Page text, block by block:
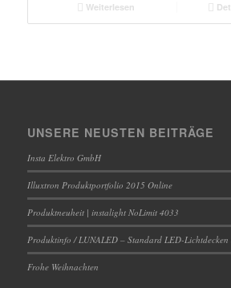
Weiterlesen
UNSERE NEUSTEN BEITRÄGE
Insta Elektro GmbH
Illuxtron Produktportfolio 2015 Online
Produktneuheit | instalight NoLimit 4033
Produktinfo / LUNALED – Standard LED-
Frohe Weihnachten